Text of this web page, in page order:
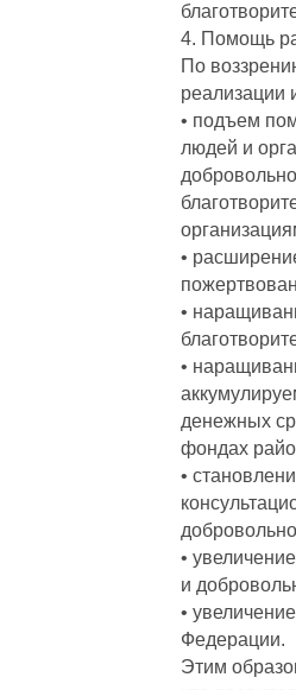
4. Помощь
По
реализации
• подъем
людей и
•
•
•
денежных
фондах
•
•
и
•
Федерации.
Этим